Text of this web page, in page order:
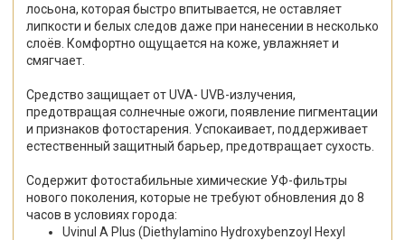
лосьона, которая быстро впитывается, не оставляет
липкости и белых следов даже при нанесении в несколько
слоёв. Комфортно ощущается на коже, увлажняет и
смягчает.
Средство защищает от UVA- UVB-излучения,
предотвращая солнечные ожоги, появление пигментации
и признаков фотостарения. Успокаивает, поддерживает
естественный защитный барьер, предотвращает сухость.
Содержит фотостабильные химические УФ-фильтры
нового поколения, которые не требуют обновления до 8
часов в условиях города:
Uvinul A Plus (Diethylamino Hydroxybenzoyl Hexyl